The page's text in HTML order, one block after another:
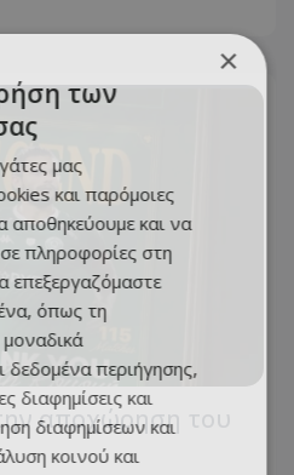
αποχώρηση του
×
των
μας
και παρόμοιες
αποθηκεύουμε και να
πληροφορίες στη
επεξεργαζόμαστε
όπως τη
δεδομένα περιήγησης,
διαφημίσεις και
διαφημίσεων και
κοινού και